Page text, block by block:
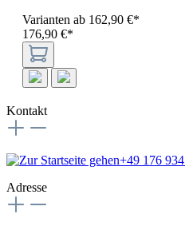
Varianten ab 162,90 €*
176,90 €*
Kontakt
+49 176
Adresse